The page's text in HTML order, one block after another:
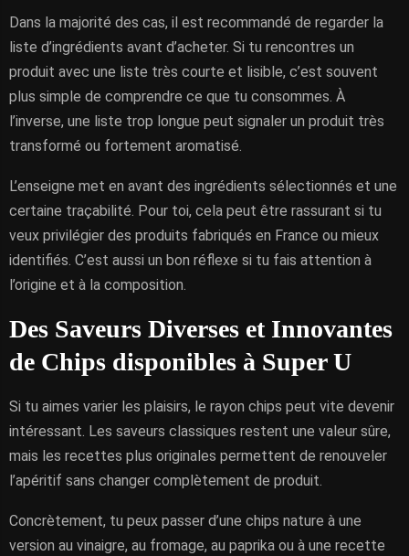
Dans la majorité des cas, il est recommandé de regarder la
liste d’ingrédients avant d’acheter. Si tu rencontres un
produit avec une liste très courte et lisible, c’est souvent
plus simple de comprendre ce que tu consommes. À
l’inverse, une liste trop longue peut signaler un produit très
transformé ou fortement aromatisé.
L’enseigne met en avant des ingrédients sélectionnés et une
certaine traçabilité. Pour toi, cela peut être rassurant si tu
veux privilégier des produits fabriqués en France ou mieux
identifiés. C’est aussi un bon réflexe si tu fais attention à
l’origine et à la composition.
Des Saveurs Diverses et Innovantes
de Chips disponibles à Super U
Si tu aimes varier les plaisirs, le rayon chips peut vite devenir
intéressant. Les saveurs classiques restent une valeur sûre,
mais les recettes plus originales permettent de renouveler
l’apéritif sans changer complètement de produit.
Concrètement, tu peux passer d’une chips nature à une
version au vinaigre, au fromage, au paprika ou à une recette